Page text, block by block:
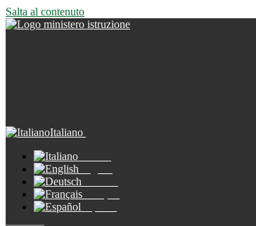
Salta al contenuto
Italiano